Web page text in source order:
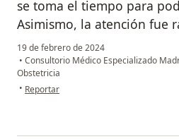
se toma el tiempo para
Asimismo, la atención fue
19 de febrero de 2024
• Consultorio Médico Especializado
Obstetricia
• en opinión del usuario Yulia
Reportar